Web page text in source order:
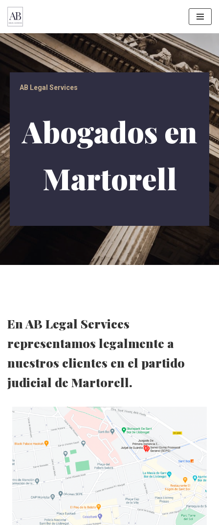
Saltar
al
contenido
AB Legal Services
Abogados en
Martorell
En AB Legal Services
representamos legalmente a
nuestros clientes en el partido
judicial de Martorell.